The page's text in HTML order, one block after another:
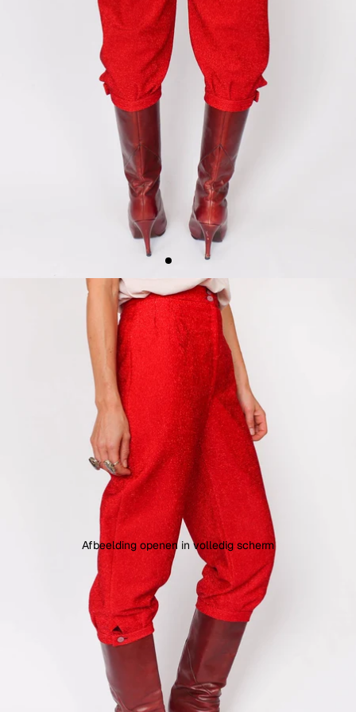
Afbeelding openen in volledig scherm